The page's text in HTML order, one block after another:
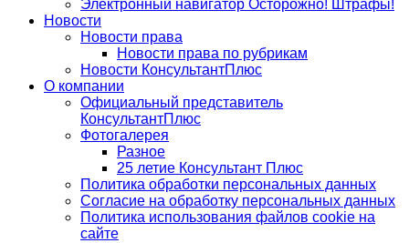
Электронный навигатор Осторожно! Штрафы!
Новости
Новости права
Новости права по рубрикам
Новости КонсультантПлюс
О компании
Официальный представитель
КонсультантПлюс
Фотогалерея
Разное
25 летие Консультант Плюс
Политика обработки персональных данных
Согласие на обработку персональных данных
Политика использования файлов cookie на
сайте